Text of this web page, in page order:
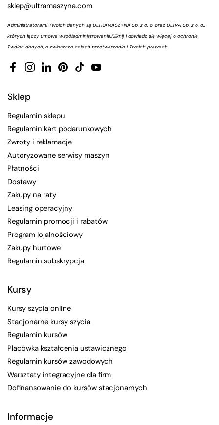
sklep@ultramaszyna.com
Administratorami Twoich danych są ULTRAMASZYNA Sp. z o. o. oraz ULTRA Sp. z o. o.,
których łączy umowa współadministrowania.Kliknij i dowiedz się więcej o ochronie
Twoich danych, a zwłaszcza celach przetwarzania i Twoich prawach.
FacebookInstagram
LinkedInPinterest
TikTokYouTube
Sklep
Regulamin sklepu
Regulamin kart podarunkowych
Zwroty i reklamacje
Autoryzowane serwisy maszyn
Płatności
Dostawy
Zakupy na raty
Leasing operacyjny
Regulamin promocji i rabatów
Program lojalnościowy
Zakupy hurtowe
Regulamin subskrypcja
Kursy
Kursy szycia online
Stacjonarne kursy szycia
Regulamin kursów
Placówka kształcenia ustawicznego
Regulamin kursów zawodowych
Warsztaty integracyjne dla firm
Dofinansowanie do kursów stacjonarnych
Informacje